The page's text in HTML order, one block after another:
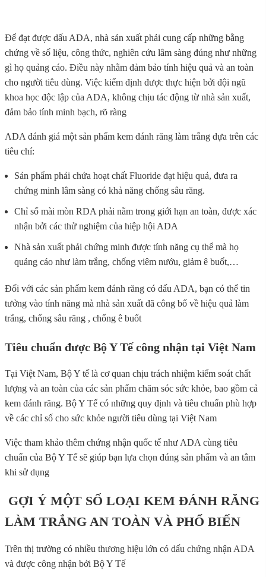
Để đạt được dấu ADA, nhà sản xuất phải cung cấp những bằng
chứng về số liệu, công thức, nghiên cứu lâm sàng đúng như những
gì họ quảng cáo. Điều này nhằm đảm bảo tính hiệu quả và an toàn
cho người tiêu dùng. Việc kiểm định được thực hiện bởi đội ngũ
khoa học độc lập của ADA, không chịu tác động từ nhà sản xuất,
đảm bảo tính minh bạch, rõ ràng
ADA đánh giá một sản phẩm kem đánh răng làm trắng dựa trên các
tiêu chí:
Sản phẩm phải chứa hoạt chất Fluoride đạt hiệu quả, đưa ra
chứng minh lâm sàng có khả năng chống sâu răng.
Chỉ số mài mòn RDA phải nằm trong giới hạn an toàn, được xác
nhận bởi các thử nghiệm của hiệp hội ADA
Nhà sản xuất phải chứng minh được tính năng cụ thể mà họ
quảng cáo như làm trắng, chống viêm nướu, giảm ê buốt,…
Đối với các sản phẩm kem đánh răng có dấu ADA, bạn có thể tin
tưởng vào tính năng mà nhà sản xuất đã công bố về hiệu quả làm
trắng, chống sâu răng , chống ê buốt
Tiêu chuẩn được Bộ Y Tế công nhận tại Việt Nam
Tại Việt Nam, Bộ Y tế là cơ quan chịu trách nhiệm kiểm soát chất
lượng và an toàn của các sản phẩm chăm sóc sức khỏe, bao gồm cả
kem đánh răng. Bộ Y Tế có những quy định và tiêu chuẩn phù hợp
về các chỉ số cho sức khỏe người tiêu dùng tại Việt Nam
Việc tham khảo thêm chứng nhận quốc tế như ADA cùng tiêu
chuẩn của Bộ Y Tế sẽ giúp bạn lựa chọn đúng sản phẩm và an tâm
khi sử dụng
GỢI Ý MỘT SỐ LOẠI KEM ĐÁNH RĂNG
LÀM TRẮNG AN TOÀN VÀ PHỔ BIẾN
Trên thị trường có nhiều thương hiệu lớn có dấu chứng nhận ADA
và được công nhận bởi Bộ Y Tế